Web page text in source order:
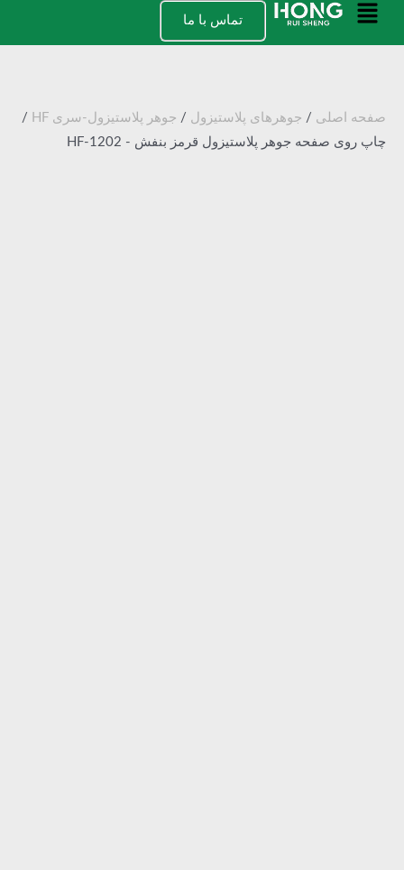
منوی
تماس با ما
صفحه اصلی / جوهرهای پلاستیزول / جوهر پلاستیزول-سری HF
/
چاپ روی صفحه جوهر پلاستیزول قرمز بنفش - HF-1202